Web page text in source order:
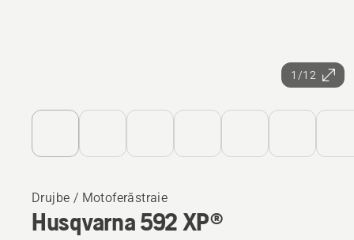
1/12
Drujbe / Motoferăstraie
Husqvarna 592 XP®